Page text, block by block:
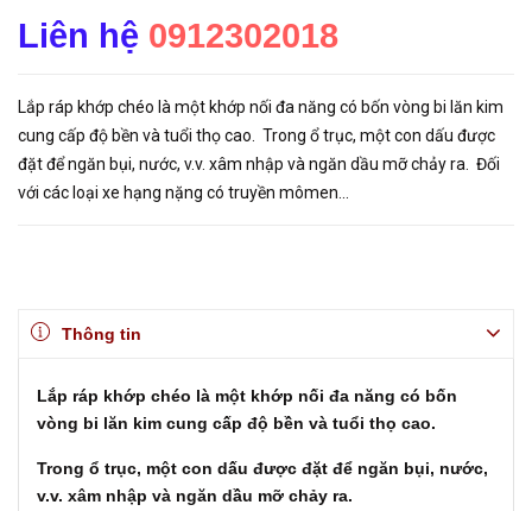
Liên hệ 0912302018
Lắp ráp khớp chéo là một khớp nối đa năng có bốn vòng bi lăn kim
cung cấp độ bền và tuổi thọ cao. Trong ổ trục, một con dấu được
đặt để ngăn bụi, nước, v.v. xâm nhập và ngăn dầu mỡ chảy ra. Đối
với các loại xe hạng nặng có truyền mômen...
Thông tin
Lắp ráp khớp chéo là một khớp nối đa năng có bốn
vòng bi lăn kim cung cấp độ bền và tuổi thọ cao.
Trong ổ trục, một con dấu được đặt để ngăn bụi, nước,
v.v. xâm nhập và ngăn dầu mỡ chảy ra.